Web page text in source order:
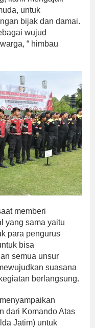
untuk
bijak dan damai.
wujud
“ himbau
memberi
yang sama yaitu
para pengurus
bisa
semua unsur
suasana
berlangsung.
dari Komando Atas
Jatim) untuk